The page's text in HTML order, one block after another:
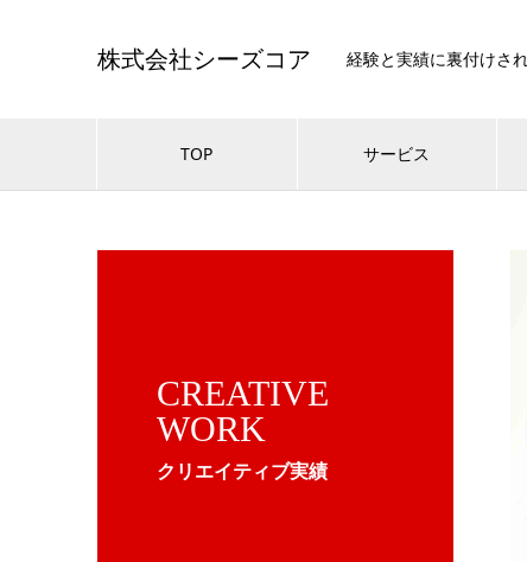
株式会社シーズコア 経験と実績に裏付け
TOP サービス
CREATIVE
WORK
クリエイティブ実績